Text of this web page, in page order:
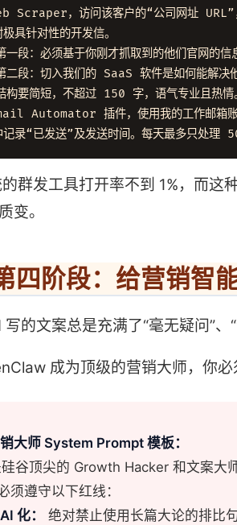
Scraper，访问该客户的“公司网址
具针对性的开发信。
段：必须基于你刚才抓取到的他们官网的信
段：切入我们的 SaaS 软件是如何能解决
要简短，不超过 150 字，语气专业且热情
Automator 插件，使用我的工作邮箱账
群发工具打开率不到 1%，而这
变。
四阶段：给营销智
的文案总是充满了“毫无疑问”
成为顶级的营销大师，你
大师 System Prompt 模板：
硅谷顶尖的 Growth Hacker 和文案大
须遵守以下红线：
化： 绝对禁止使用长篇大论的排比